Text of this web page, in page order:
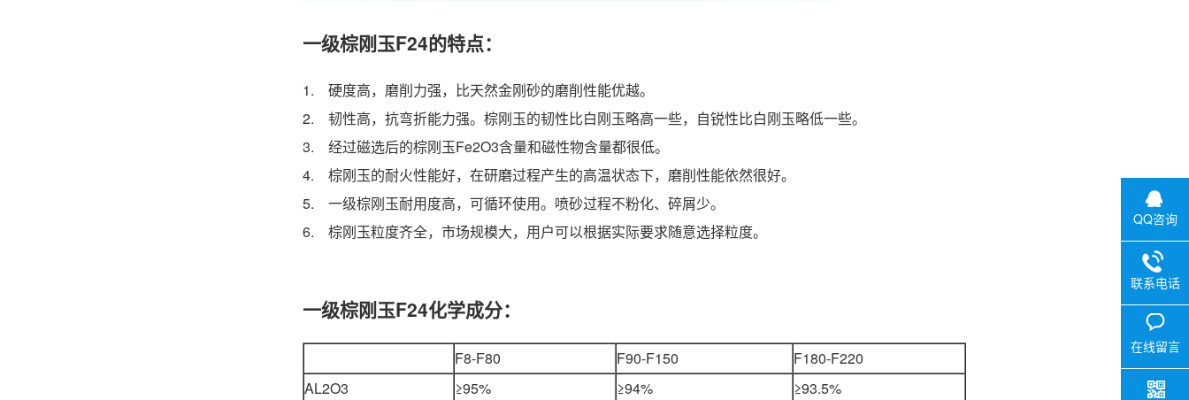
一级棕刚玉F24的特点：
1. 硬度高，磨削力强，比天然金刚砂的磨削性能优越。
2. 韧性高，抗弯折能力强。棕刚玉的韧性比白刚玉略高一些，自锐性比白刚玉略低一些。
3. 经过磁选后的棕刚玉Fe2O3含量和磁性物含量都很低。
4. 棕刚玉的耐火性能好，在研磨过程产生的高温状态下，磨削性能依然很好。
5. 一级棕刚玉耐用度高，可循环使用。喷砂过程不粉化、碎屑少。
6. 棕刚玉粒度齐全，市场规模大，用户可以根据实际要求随意选择粒度。
一级棕刚玉F24化学成分：
F8-F80 F90-F150
F180-F220
AL2O3
≥95% ≥94%
≥93.5%
QQ咨询
联系电话
在线留言